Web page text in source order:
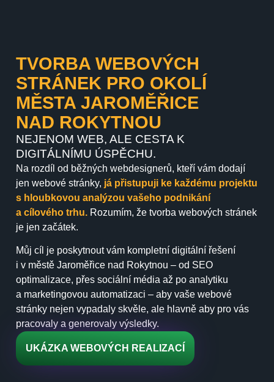
TVORBA WEBOVÝCH
STRÁNEK PRO OKOLÍ
MĚSTA JAROMĚŘICE
NAD ROKYTNOU
NEJENOM WEB, ALE CESTA K
DIGITÁLNÍMU ÚSPĚCHU.
Na rozdíl od běžných webdesignerů, kteří vám dodají
jen webové stránky, já přistupuji ke každému projektu
s hloubkovou analýzou vašeho podnikání
a cílového trhu. Rozumím, že tvorba webových stránek
je jen začátek.
Můj cíl je poskytnout vám kompletní digitální řešení
i v městě Jaroměřice nad Rokytnou – od SEO
optimalizace, přes sociální média až po analytiku
a marketingovou automatizaci – aby vaše webové
stránky nejen vypadaly skvěle, ale hlavně aby pro vás
pracovaly a generovaly výsledky.
UKÁZKA WEBOVÝCH REALIZACÍ